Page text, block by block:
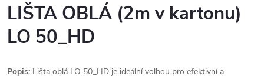
LIŠTA OBLÁ (2m v kartonu)
LO 50_HD
Popis: Lišta oblá LO 50_HD je ideální volbou pro efektivní a